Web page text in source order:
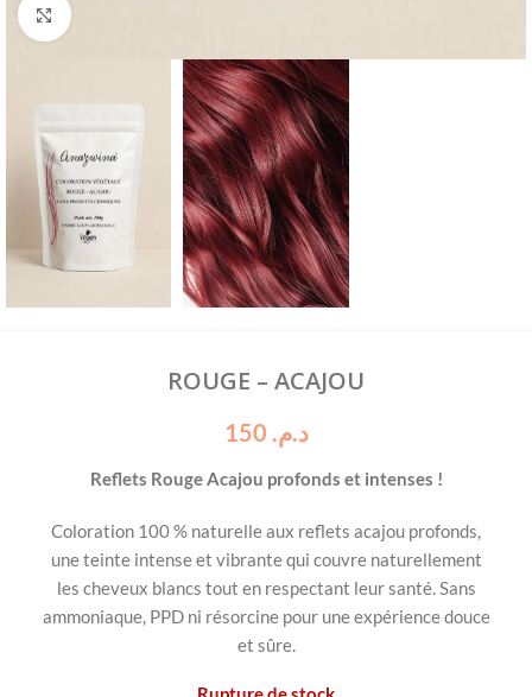
Cliquez pour agrandir
ROUGE – ACAJOU
د.م.
Reflets Rouge Acajou profonds et intenses !
Coloration 100 % naturelleaux reflets acajou profonds,
uneteinte intenseet vibrantequi couvre naturellement
les cheveux blancs tout en respectant leursanté.Sans
ammoniaque, PPD ni résorcine pour uneexpériencedouce
et sûre.